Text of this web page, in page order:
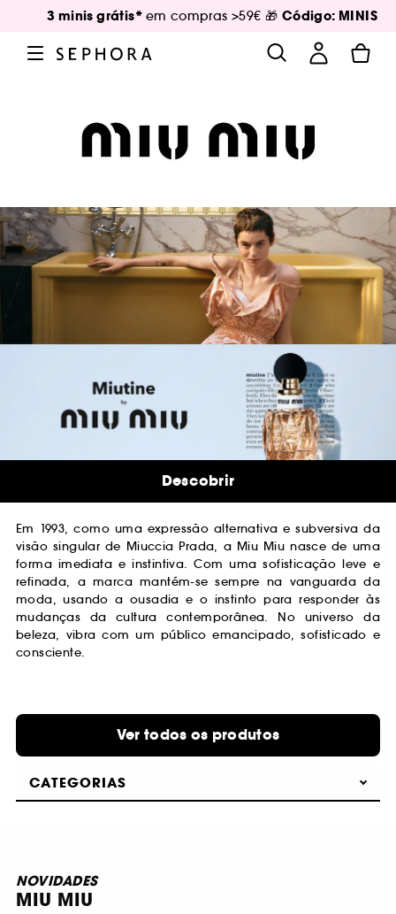
3 minis grátis* em compras >59€ 🎁 Código: MINIS
Em 1993, como uma expressão alternativa e subversiva da
visão singular de Miuccia Prada, a Miu Miu nasce de uma
forma imediata e instintiva. Com uma sofisticação leve e
refinada, a marca mantém-se sempre na vanguarda da
moda, usando a ousadia e o instinto para responder às
mudanças da cultura contemporânea. No universo da
beleza, vibra com um público emancipado, sofisticado e
consciente.
Ver todos os produtos
CATEGORIAS
Descobrir
NOVIDADES
MIU MIU